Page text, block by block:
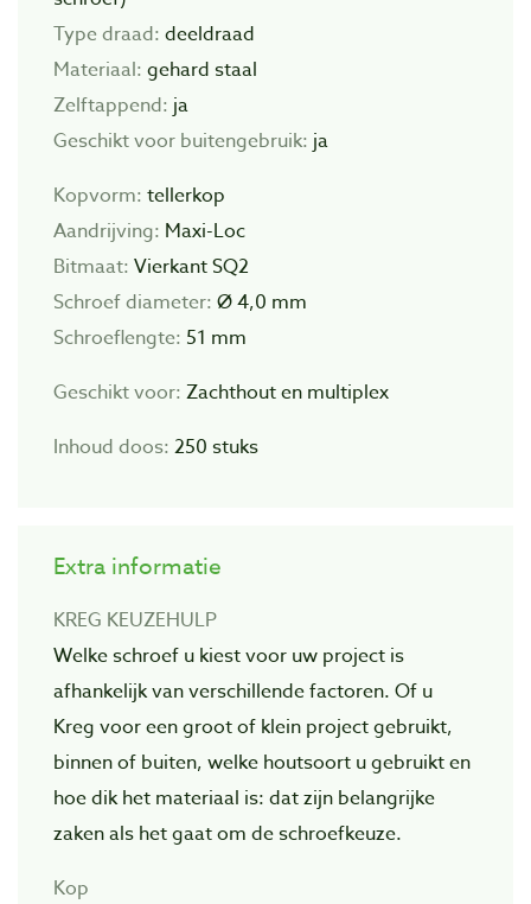
Type draad: deeldraad
Materiaal: gehard staal
Zelftappend: ja
Geschikt voor buitengebruik: ja
Kopvorm: tellerkop
Aandrijving: Maxi-Loc
Bitmaat: Vierkant SQ2
Schroef diameter: Ø 4,0 mm
Schroeflengte: 51 mm
Geschikt voor: Zachthout en multiplex
Inhoud doos: 250 stuks
Extra informatie
KREG KEUZEHULP
Welke schroef u kiest voor uw project is
afhankelijk van verschillende factoren. Of u
Kreg voor een groot of klein project gebruikt,
binnen of buiten, welke houtsoort u gebruikt en
hoe dik het materiaal is: dat zijn belangrijke
zaken als het gaat om de schroefkeuze.
Kop